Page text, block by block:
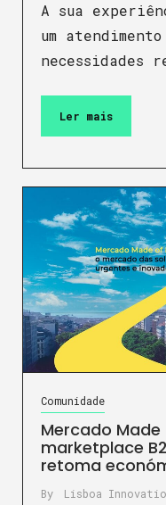
A sua
um
necessidades
Ler mais
Comunidade
Mercado Made
marketplace
retoma
By Lisboa